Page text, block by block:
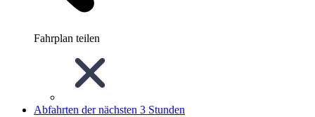
Fahrplan teilen
Abfahrten der nächsten 3 Stunden